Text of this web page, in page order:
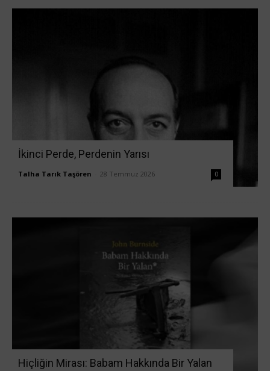
İkinci Perde, Perdenin Yarısı
Talha Tarık Taşören 28 Temmuz 2026 0
Hiçliğin Mirası: Babam Hakkında Bir Yalan